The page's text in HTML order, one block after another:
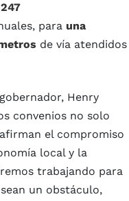
para una
de vía atendidos
Henry
convenios no solo
el compromiso
local y la
trabajando para
un obstáculo,